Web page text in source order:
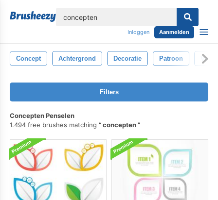
Inloggen Aanmelden
Concept Achtergrond Decoratie Patroon Vorm
Filters
Concepten Penselen
1.494 free brushes matching
concepten